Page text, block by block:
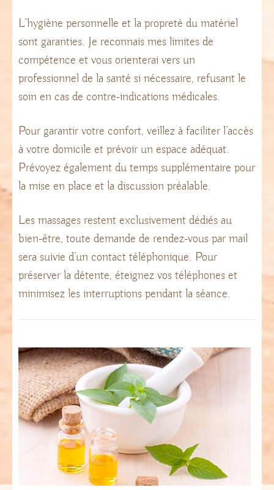
L’hygiène personnelle et la propreté du matériel
sont garanties. Je reconnais mes limites de
compétence et vous orienterai vers un
professionnel de la santé si nécessaire, refusant le
soin en cas de contre-indications médicales.
Pour garantir votre confort, veillez à faciliter l’accès
à votre domicile et prévoir un espace adéquat.
Prévoyez également du temps supplémentaire pour
la mise en place et la discussion préalable.
Les massages restent exclusivement dédiés au
bien-être, toute demande de rendez-vous par mail
sera suivie d’un contact téléphonique. Pour
préserver la détente, éteignez vos téléphones et
minimisez les interruptions pendant la séance.